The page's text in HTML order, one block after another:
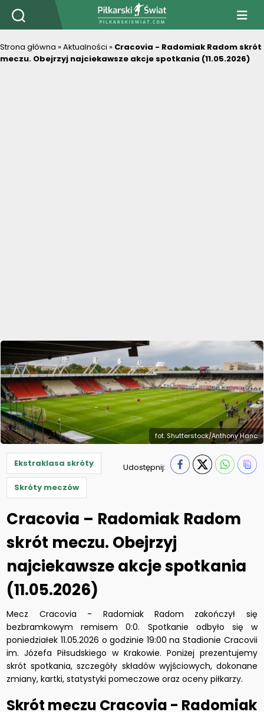
PiłkarskiSwiat.com
Strona główna »Aktualności » Cracovia - Radomiak Radom skrót
meczu. Obejrzyj najciekawsze akcje spotkania (11.05.2026)
fot. Shutterstock/Anthony Hanc
Ekstraklasa skróty
Skróty meczów
Udostępnij:
Cracovia – Radomiak Radom
skrót meczu. Obejrzyj
najciekawsze akcje spotkania
(11.05.2026)
Mecz Cracovia - Radomiak Radom zakończył się
bezbramkowym remisem 0:0. Spotkanie odbyło się w
poniedziałek 11.05.2026 o godzinie 19:00 na Stadionie Cracovii
im. Józefa Piłsudskiego w Krakowie. Poniżej prezentujemy
skrót spotkania, szczegóły składów wyjściowych, dokonane
zmiany, kartki, statystyki pomeczowe oraz oceny piłkarzy.
Skrót meczu Cracovia - Radomiak